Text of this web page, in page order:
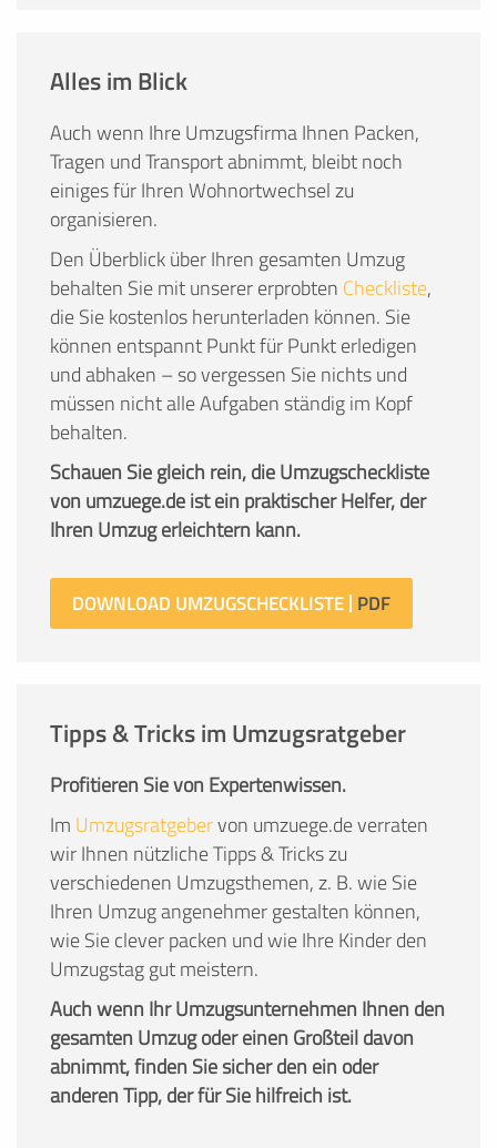
Alles im Blick
Auch wenn Ihre Umzugsfirma Ihnen Packen,
Tragen und Transport abnimmt, bleibt noch
einiges für Ihren Wohnortwechsel zu
organisieren.
Den Überblick über Ihren gesamten Umzug
behalten Sie mit unserer erprobten Checkliste,
die Sie kostenlos herunterladen können. Sie
können entspannt Punkt für Punkt erledigen
und abhaken – so vergessen Sie nichts und
müssen nicht alle Aufgaben ständig im Kopf
behalten.
Schauen Sie gleich rein, die Umzugscheckliste
von umzuege.de ist ein praktischer Helfer, der
Ihren Umzug erleichtern kann.
DOWNLOAD UMZUGSCHECKLISTE
Tipps & Tricks im Umzugsratgeber
Profitieren Sie von Expertenwissen.
Im Umzugsratgebervon umzuege.de verraten
wir Ihnen nützliche Tipps & Tricks zu
verschiedenen Umzugsthemen, z. B. wie Sie
Ihren Umzug angenehmer gestalten können,
wie Sie clever packen und wie Ihre Kinder den
Umzugstag gut meistern.
Auch wenn Ihr Umzugsunternehmen Ihnen den
gesamten Umzug oder einen Großteil davon
abnimmt, finden Sie sicher den ein oder
anderen Tipp, der für Sie hilfreich ist.